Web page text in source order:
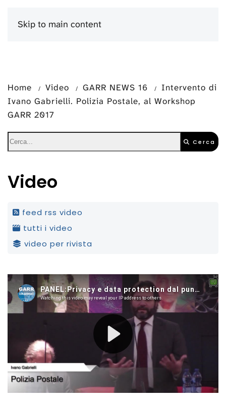
Skip to main content
Home Video GARR NEWS 16
Intervento di
Ivano Gabrielli. Polizia Postale, al Workshop
GARR 2017
Cerca
Video
feed rss video
tutti i video
video per rivista